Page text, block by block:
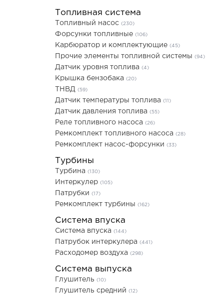
Топливная система
Топливный насос (230)
Форсунки топливные (106)
Карбюратор и комплектующие (45)
Прочие элементы топливной системы (94)
Датчик уровня топлива (4)
Крышка бензобака (20)
ТНВД (59)
Датчик температуры топлива (11)
Датчик давления топлива (55)
Реле топливного насоса (26)
Ремкомплект топливного насоса (28)
Ремкомплект насос-форсунки (33)
Турбины
Турбина (130)
Интеркулер (105)
Патрубки (17)
Ремкомплект турбины (162)
Система впуска
Система впуска (144)
Патрубок интеркулера (441)
Расходомер воздуха (298)
Система выпуска
Глушитель (10)
Глушитель средний (12)